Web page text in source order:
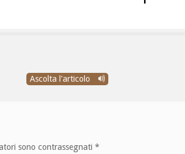
Ascolta l'articolo
sono contrassegnati*